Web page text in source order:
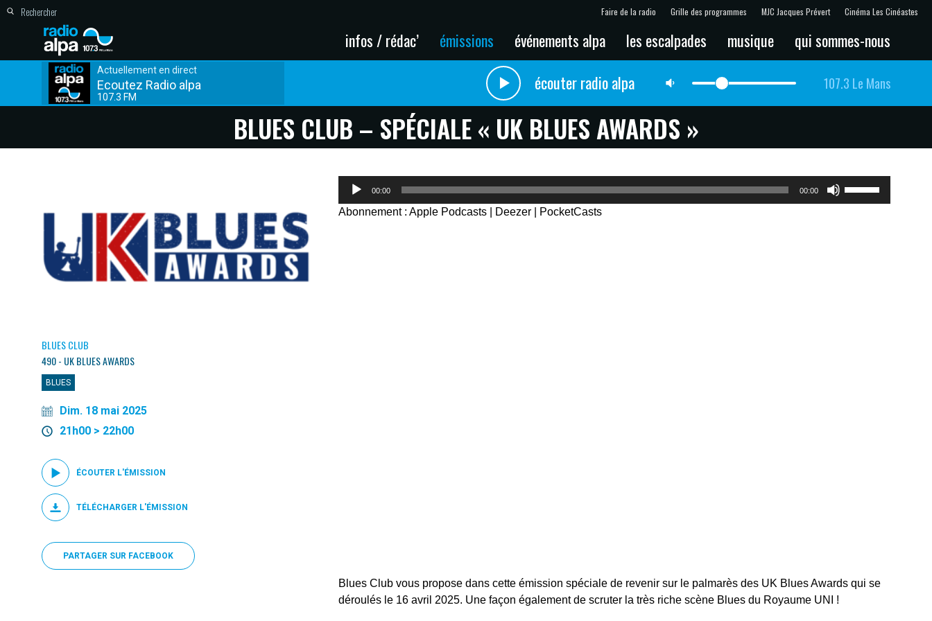
Faire de la radio Grille des programmes MJC Jacques Prévert Cinéma Les Cinéastes
infos / rédac’ émissions événements alpa les escalpades musique qui sommes-nous
Actuellement en direct
Ecoutez Radio alpa
107.3 FM
écouter radio alpa 107.3 Le Mans
BLUES CLUB – SPÉCIALE « UK BLUES AWARDS »
BLUES CLUB
490 - UK BLUES AWARDS
BLUES
Dim. 18 mai 2025
21h00 > 22h00
ÉCOUTER L'ÉMISSION
TÉLÉCHARGER L'ÉMISSION
PARTAGER SUR FACEBOOK
Lecteur
00:00 00:00
Abonnement :Apple Podcasts Deezer PocketCasts
Blues Club vous propose dans cette émission spéciale de revenir sur le palmarès des UK Blues Awards qui se
déroulés le 16 avril 2025. Une façon également de scruter la très riche scène Blues du Royaume UNI !